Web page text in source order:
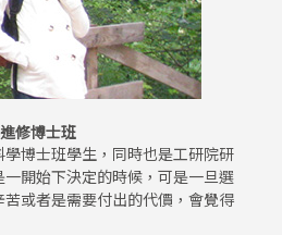
修博士班
博士班學生，同時也是工研院研
開始下決定的時候，可是一旦選
或者是需要付出的代價，會覺得